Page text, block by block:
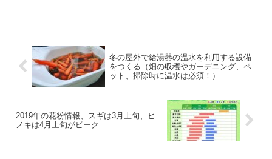
冬の屋外で給湯器の温水を利用する設備
をつくる（畑の収穫やガーデニング、ペ
ット、掃除時に温水は必須！）
2019年の花粉情報、スギは3月上旬、ヒ
ノキは4月上旬がピーク